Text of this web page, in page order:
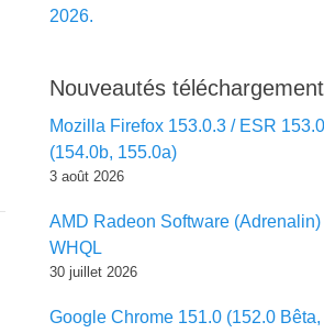
2026.
Nouveautés
Mozilla Firefox 153.0.3 / ESR 153.0
(154.0b, 155.0a)
3 août 2026
AMD Radeon Software (Adrenalin)
WHQL
30 juillet 2026
Google Chrome 151.0 (152.0